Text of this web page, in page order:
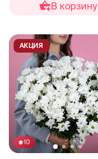
В корзину
10
АКЦИЯ